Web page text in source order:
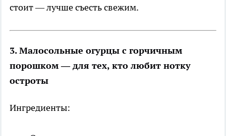
стоит — лучше съесть свежим.
3. Малосольные огурцы с горчичным
порошком — для тех, кто любит нотку
остроты
Ингредиенты: